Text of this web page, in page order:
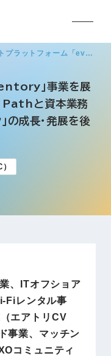
プラットフォーム「ev…
」事業を展
と資本業務
の成⻑・発展を後
、ITオフショア
Fiレンタル事
エアトリCV
事業、マッチン
コミュニティ